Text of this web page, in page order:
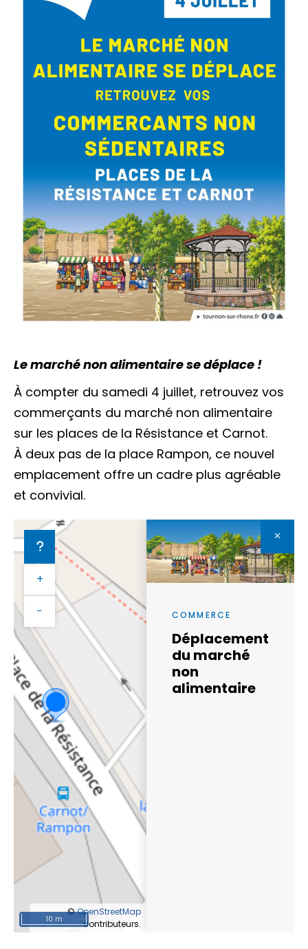
Le marché non alimentaire se déplace !
À compter du samedi 4 juillet, retrouvez vos
commerçants du marché non alimentaire
sur les places de la Résistance et Carnot.
À deux pas de la place Rampon, ce nouvel
emplacement offre un cadre plus agréable
et convivial.
+
−
©OpenStreetMap
contributeurs.
10 m
COMMERCE
Déplacement
du marché
non
alimentaire